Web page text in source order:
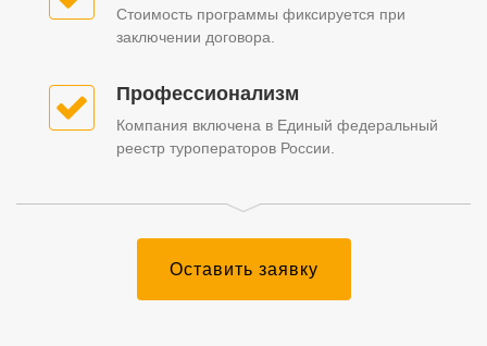
Стоимость программы фиксируется при
заключении договора.
Профессионализм
Компания включена в Единый федеральный
реестр туроператоров России.
Оставить заявку